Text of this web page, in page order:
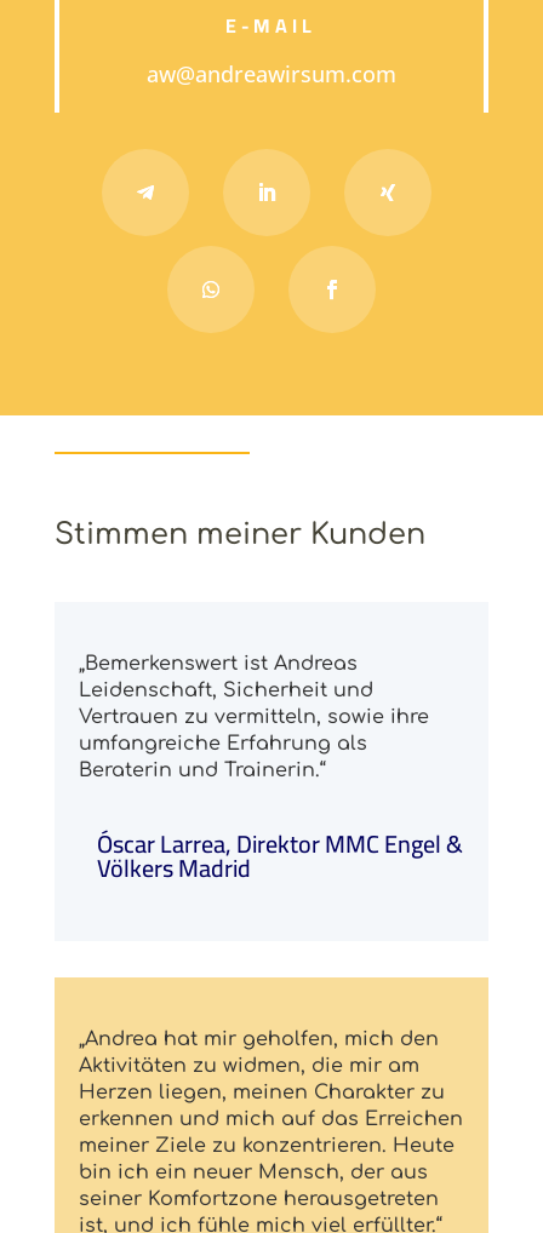
E-MAIL
aw@andreawirsum.com
Stimmen meiner Kunden
„Bemerkenswert ist Andreas
Leidenschaft, Sicherheit und
Vertrauen zu vermitteln, sowie ihre
umfangreiche Erfahrung als
Beraterin und Trainerin.“
Óscar Larrea, Direktor MMC Engel &
Völkers Madrid
„Andrea hat mir geholfen, mich den
Aktivitäten zu widmen, die mir am
Herzen liegen, meinen Charakter zu
erkennen und mich auf das Erreichen
meiner Ziele zu konzentrieren. Heute
bin ich ein neuer Mensch, der aus
seiner Komfortzone herausgetreten
ist, und ich fühle mich viel erfüllter.“